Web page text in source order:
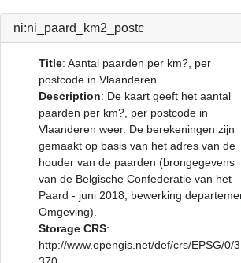
ni:ni_paard_km2_postc
Title: Aantal paarden per km?, per
postcode in Vlaanderen
Description: De kaart geeft het aantal
paarden per km?, per postcode in
Vlaanderen weer. De berekeningen zijn
gemaakt op basis van het adres van de
houder van de paarden (brongegevens
van de Belgische Confederatie van het
Paard - juni 2018, bewerking
Omgeving).
Storage CRS:
http://www.opengis.net/def/crs/EPSG/0/